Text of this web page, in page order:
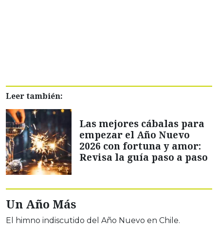
Leer también:
Las mejores cábalas para
empezar el Año Nuevo
2026 con fortuna y amor:
Revisa la guía paso a paso
Un Año Más
El himno indiscutido del Año Nuevo en Chile.